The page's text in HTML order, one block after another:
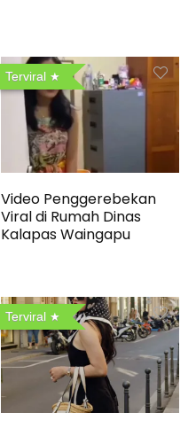
Terviral
Video Penggerebekan
Viral di Rumah Dinas
Kalapas Waingapu
Terviral